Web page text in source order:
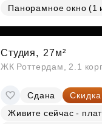
Панорамное окно (1
Студия, 27м²
ЖК Роттердам, 2.1
Сдана Скидка
Живите сейчас -